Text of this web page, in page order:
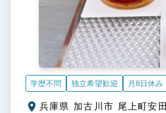
学歴不問 独立希望歓迎 月8日休み
兵庫県 加古川市 尾上町安田